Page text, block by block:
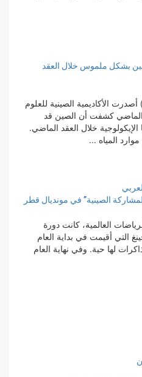
بشكل ملموس خلال العقد
2022 (شينخوا) أصدرت الأكاديمية الصينية للعلوم
الماضي كشفت أن الصين قد
خلال العقد الماضي.
المياه ...
الصينية” في مونديال قطر
في الرياضات العالمية، كانت دورة
التي أقيمت في بداية العام
لها حية. وفي نهاية العام